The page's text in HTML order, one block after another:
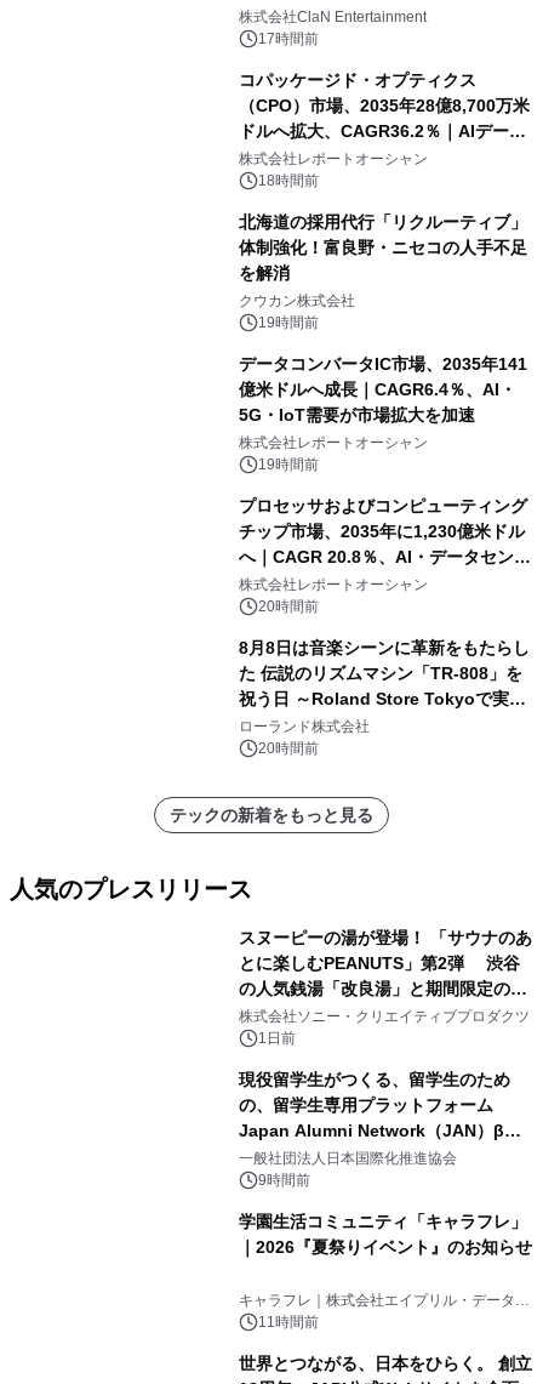
開催決定！！
株式会社ClaN Entertainment
17時間前
コパッケージド・オプティクス
（CPO）市場、2035年28億8,700万米
ドルへ拡大、CAGR36.2％｜AIデータ
センター・高速光通信需要が成長を加
速
株式会社レポートオーシャン
18時間前
北海道の採用代行「リクルーティブ」
体制強化！富良野・ニセコの人手不足
を解消
クウカン株式会社
19時間前
データコンバータIC市場、2035年141
億米ドルへ成長｜CAGR6.4％、AI・
5G・IoT需要が市場拡大を加速
株式会社レポートオーシャン
19時間前
プロセッサおよびコンピューティング
チップ市場、2035年に1,230億米ドル
へ｜CAGR 20.8％、AI・データセンタ
ー需要が成長を牽引
株式会社レポートオーシャン
20時間前
8月8日は音楽シーンに革新をもたらし
た 伝説のリズムマシン「TR-808」を
祝う日 ～Roland Store Tokyoで実機
を展示しての 記念キャンペーンを開
催 英国ラジオ「NTS」の 特別プログ
アーティストを フィーチャーしたアニ
メーションを公開～
ローランド株式会社
20時間前
テックの新着をもっと見る
人気のプレスリリース
スヌーピーの湯が登場！ 「サウナのあ
とに楽しむPEANUTS」第2弾 渋谷
の人気銭湯「改良湯」と期間限定のコ
ラボレーション サウナイキタイコラ
ボグッズも発売決定！
株式会社ソニー・クリエイティブプロダクツ
1日前
現役留学生がつくる、留学生のため
の、留学生専用プラットフォーム
Japan Alumni Network（JAN）β版
をリリース
一般社団法人日本国際化推進協会
9時間前
学園生活コミュニティ「キャラフレ」
｜2026『夏祭りイベント』のお知らせ
キャラフレ｜株式会社エイプリル・データ・
デザインズ
11時間前
世界とつながる、日本をひらく。 創立